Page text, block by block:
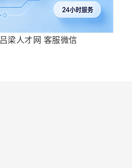
吕梁人才网 客服微信